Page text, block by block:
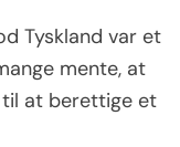
Tyskland var et
mente, at
at berettige et